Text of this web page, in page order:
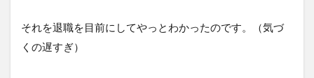
それを退職を目前にしてやっとわかったのです。（気づ
くの遅すぎ）